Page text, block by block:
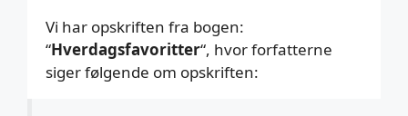
Vi har opskriften fra bogen:
“Hverdagsfavoritter“, hvor forfatterne
siger følgende om opskriften: